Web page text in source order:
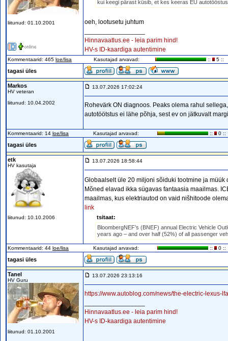
liitunud: 01.10.2001
kui keegi pärast küsib, et kes keeras EU
oeh, lootusetu juhtum
Hinnavaatlus.ee - leia parim hind!
HV-s ID-kaardiga autentimine
Kommentaarid: 465 loe/lisa Kasutajad arvavad: :: 5 ::
tagasi üles
Markos
HV veteran
liitunud: 10.04.2002
13.07.2026 17:02:24
Rohevärk ON diagnoos. Peaks olema rahul
autotöötstus ei lähe põhja, sest ev on jätkuvalt
Kommentaarid: 14 loe/lisa Kasutajad arvavad: :: 0 ::
tagasi üles
etk
HV kasutaja
liitunud: 10.10.2006
13.07.2026 18:58:44
Globaalselt üle 20 miljoni sõiduki tootmine ja
Mõned elavad ikka sügavas fantaasia maailmas.
maailmas, kus elektriautod on vaid nišhitoode
link
tsitaat:
BloombergNEF’s (BNEF) annual Electric Vehicle
years ago – and over half (52%) of all passenger
Kommentaarid: 44 loe/lisa Kasutajad arvavad: :: 0 ::
tagasi üles
Tanel
HV Guru
liitunud: 01.10.2001
13.07.2026 23:13:16
https://www.autoblog.com/news/the-electric-lexus-
Hinnavaatlus.ee - leia parim hind!
HV-s ID-kaardiga autentimine